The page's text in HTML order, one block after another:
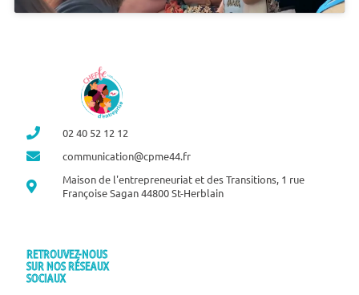
02 40 52 12 12
communication@cpme44.fr
Maison de l'entrepreneuriat et des Transitions, 1 rue
Françoise Sagan 44800 St-Herblain
RETROUVEZ-NOUS
SUR NOS RÉSEAUX
SOCIAUX